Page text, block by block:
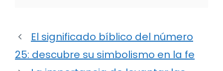
El significado bíblico del número
25: descubre su simbolismo en la fe